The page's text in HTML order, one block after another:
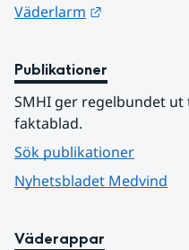
Väderlarm
Publikationer
SMHI ger regelbundet
faktablad.
Sök publikationer
Nyhetsbladet Medvind
Väderappar